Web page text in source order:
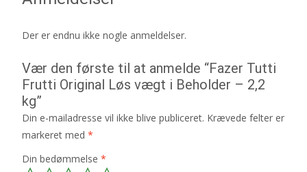
Der er endnu ikke nogle anmeldelser.
Vær den første til at anmelde “Fazer Tutti
Frutti Original Løs vægt i Beholder – 2,2
kg”
Din e-mailadresse vil ikke blive publiceret. Krævede felter er
markeret med *
Din bedømmelse *